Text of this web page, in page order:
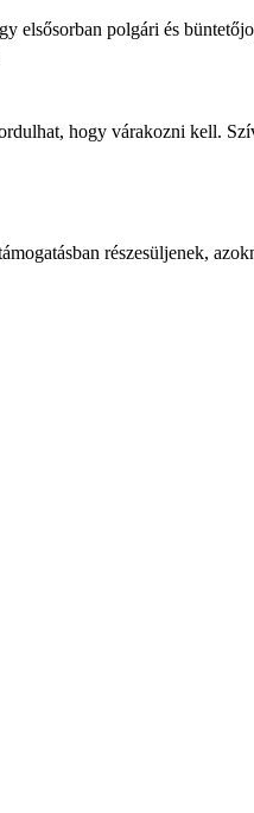
elsősorban polgári és
hogy várakozni kell.
részesüljenek,